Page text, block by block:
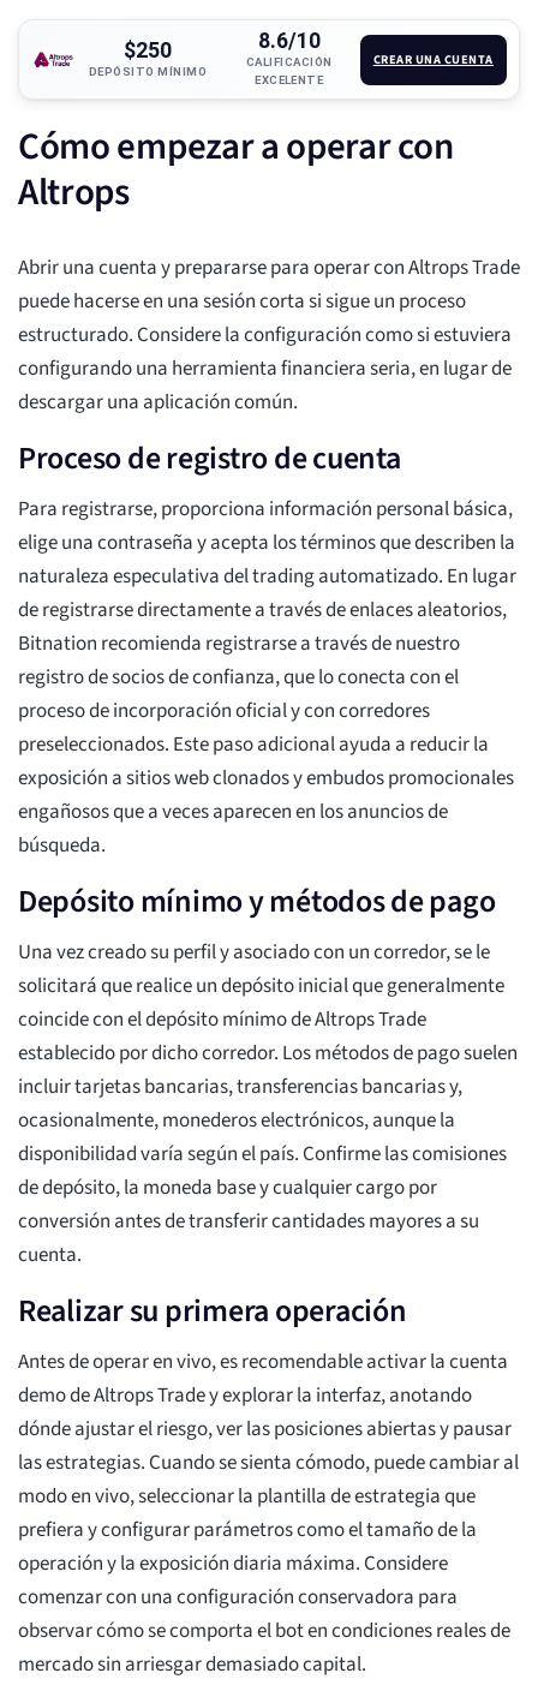
$250
DEPÓSITO MÍNIMO
8.6/10
CALIFICACIÓN
EXCELENTE
CREAR UNA CUENTA
Cómo empezar a operar con
Altrops
Abrir una cuenta y prepararse para operar con Altrops Trade
puede hacerse en una sesión corta si sigue un proceso
estructurado. Considere la configuración como si estuviera
configurando una herramienta financiera seria, en lugar de
descargar una aplicación común.
Proceso de registro de cuenta
Para registrarse, proporciona información personal básica,
elige una contraseña y acepta los términos que describen la
naturaleza especulativa del trading automatizado. En lugar
de registrarse directamente a través de enlaces aleatorios,
Bitnation recomienda registrarse a través de nuestro
registro de socios de confianza, que lo conecta con el
proceso de incorporación oficial y con corredores
preseleccionados. Este paso adicional ayuda a reducir la
exposición a sitios web clonados y embudos promocionales
engañosos que a veces aparecen en los anuncios de
búsqueda.
Depósito mínimo y métodos de pago
Una vez creado su perfil y asociado con un corredor, se le
solicitará que realice un depósito inicial que generalmente
coincide con el depósito mínimo de Altrops Trade
establecido por dicho corredor. Los métodos de pago suelen
incluir tarjetas bancarias, transferencias bancarias y,
ocasionalmente, monederos electrónicos, aunque la
disponibilidad varía según el país. Confirme las comisiones
de depósito, la moneda base y cualquier cargo por
conversión antes de transferir cantidades mayores a su
cuenta.
Realizar su primera operación
Antes de operar en vivo, es recomendable activar la cuenta
demo de Altrops Trade y explorar la interfaz, anotando
dónde ajustar el riesgo, ver las posiciones abiertas y pausar
las estrategias. Cuando se sienta cómodo, puede cambiar al
modo en vivo, seleccionar la plantilla de estrategia que
prefiera y configurar parámetros como el tamaño de la
operación y la exposición diaria máxima. Considere
comenzar con una configuración conservadora para
observar cómo se comporta el bot en condiciones reales de
mercado sin arriesgar demasiado capital.